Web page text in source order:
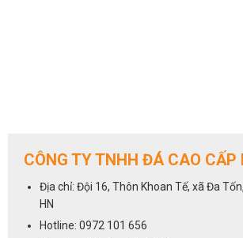
CÔNG TY TNHH ĐÁ CAO CẤP
Địa chỉ: Đội 16, Thôn Khoan Tế, xã Đa
HN
Hotline: 0972 101 656